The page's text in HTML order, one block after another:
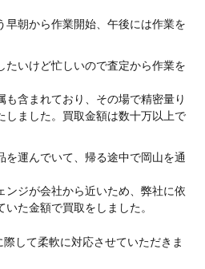
早朝から作業開始、午後には作業を
たいけど忙しいので査定から作業を
も含まれており、その場で精密量り
しました。買取金額は数十万以上で
を運んでいて、帰る途中で岡山を通
ンジが会社から近いため、弊社に依
た金額で買取をしました。
際して柔軟に対応させていただきま